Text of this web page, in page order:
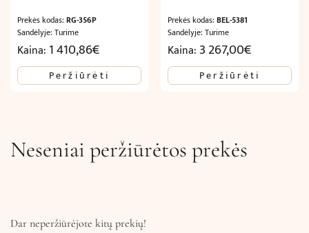
Prekės kodas: RG-356P
Sandėlyje: Turime
Kaina: 1 410,86€
Peržiūrėti
Prekės kodas:BEL-5381
Sandėlyje: Turime
Kaina: 3 267,00€
Peržiūrėti
Neseniai peržiūrėtos prekės
Dar neperžiūrėjote kitų prekių!